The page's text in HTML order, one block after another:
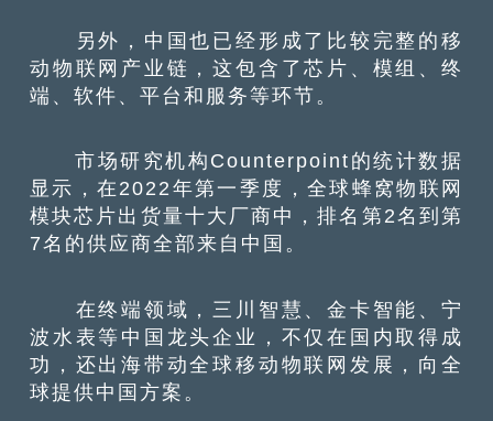
另外，中国也已经形成了比较完整的移
动物联网产业链，这包含了芯片、模组、终
端、软件、平台和服务等环节。
市场研究机构Counterpoint的统计数据
显示，在2022年第一季度，全球蜂窝物联网
模块芯片出货量十大厂商中，排名第2名到第
7名的供应商全部来自中国。
在终端领域，三川智慧、金卡智能、宁
波水表等中国龙头企业，不仅在国内取得成
功，还出海带动全球移动物联网发展，向全
球提供中国方案。